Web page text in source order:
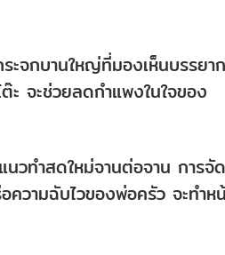
ะจกบานใหญ่ที่มองเห็นบรรยา
ะ จะช่วยลดกำแพงในใจของ
วทำสดใหม่จานต่อจาน การจั
วามฉับไวของพ่อครัว จะทำห